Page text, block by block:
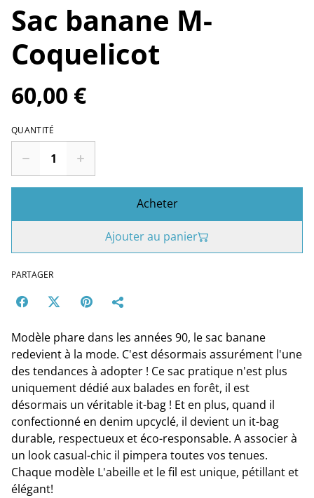
Sac banane M-
Coquelicot
60,00 €
QUANTITÉ
Acheter
Ajouter au panier
PARTAGER
Modèle phare dans les années 90, le sac banane
redevient à la mode. C'est désormais assurément l'une
des tendances à adopter ! Ce sac pratique n'est plus
uniquement dédié aux balades en forêt, il est
désormais un véritable it-bag ! Et en plus, quand il
confectionné en denim upcyclé, il devient un it-bag
durable, respectueux et éco-responsable. A associer à
un look casual-chic il pimpera toutes vos tenues.
Chaque modèle L'abeille et le fil est unique, pétillant et
élégant!